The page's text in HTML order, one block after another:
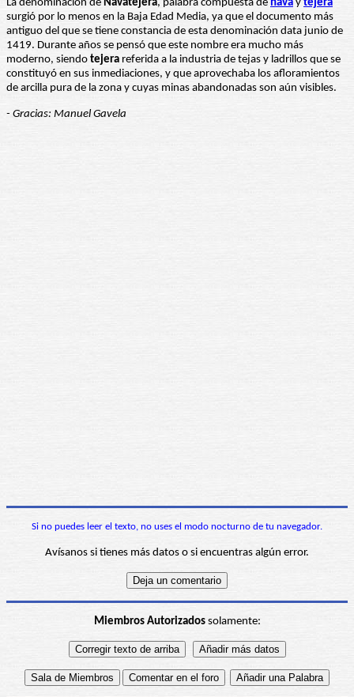
La denominación de Navatejera, palabra compuesta de nava y tejera
surgió por lo menos en la Baja Edad Media, ya que el documento más
antiguo del que se tiene constancia de esta denominación data junio de
1419. Durante años se pensó que este nombre era mucho más
moderno, siendo tejera referida a la industria de tejas y ladrillos que se
constituyó en sus inmediaciones, y que aprovechaba los afloramientos
de arcilla pura de la zona y cuyas minas abandonadas son aún visibles.
- Gracias: Manuel Gavela
Si no puedes leer el texto, no uses el modo nocturno de tu navegador.
Avísanos si tienes más datos o si encuentras algún error.
Miembros Autorizadossolamente: